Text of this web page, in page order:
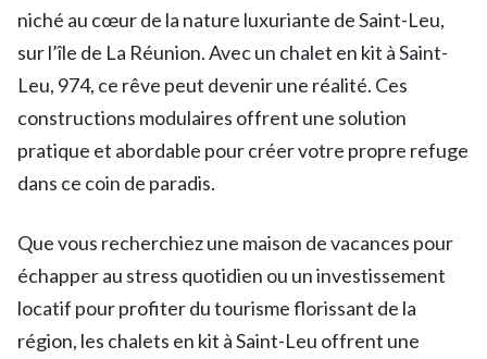
niché au cœur de la nature luxuriante de Saint-Leu,
sur l’île de La Réunion. Avec un chalet en kit à Saint-
Leu, 974, ce rêve peut devenir une réalité. Ces
constructions modulaires offrent une solution
pratique et abordable pour créer votre propre refuge
dans ce coin de paradis.
Que vous recherchiez une maison de vacances pour
échapper au stress quotidien ou un investissement
locatif pour profiter du tourisme florissant de la
région, les chalets en kit à Saint-Leu offrent une